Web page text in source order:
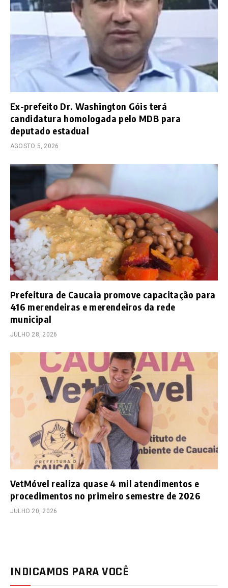
Ex-prefeito Dr. Washington Góis terá
candidatura homologada pelo MDB para
deputado estadual
AGOSTO 5, 2026
Prefeitura de Caucaia promove capacitação para
416 merendeiras e merendeiros da rede
municipal
JULHO 28, 2026
VetMóvel realiza quase 4 mil atendimentos e
procedimentos no primeiro semestre de 2026
JULHO 20, 2026
INDICAMOS PARA VOCÊ